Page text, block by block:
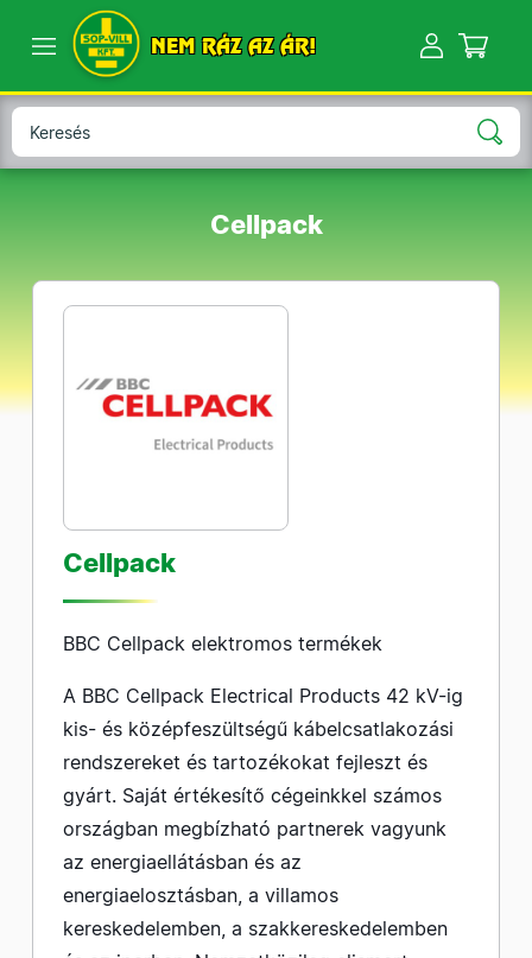
NEM RÁZ AZ ÁR!
Cellpack
Cellpack
BBC Cellpack elektromos termékek
A BBC Cellpack Electrical Products 42 kV-ig
kis- és középfeszültségű kábelcsatlakozási
rendszereket és tartozékokat fejleszt és
gyárt. Saját értékesítő cégeinkkel számos
országban megbízható partnerek vagyunk
az energiaellátásban és az
energiaelosztásban, a villamos
kereskedelemben, a szakkereskedelemben